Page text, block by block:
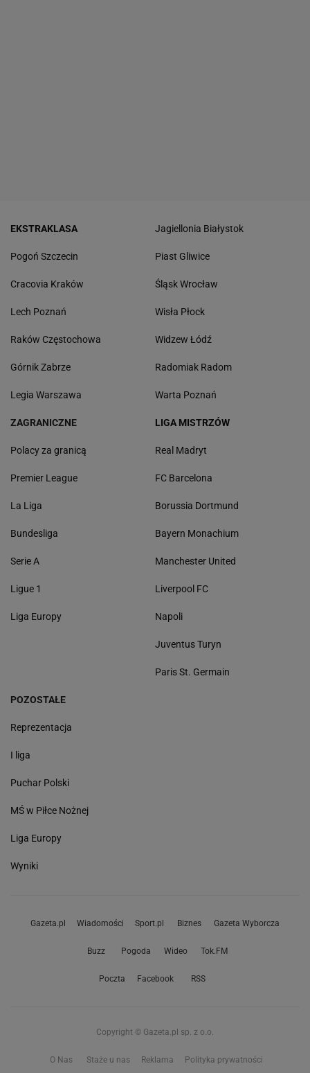
EKSTRAKLASA
Pogoń Szczecin
Cracovia Kraków
Lech Poznań
Raków Częstochowa
Górnik Zabrze
Legia Warszawa
Jagiellonia Białystok
Piast Gliwice
Śląsk Wrocław
Wisła Płock
Widzew Łódź
Radomiak Radom
Warta Poznań
ZAGRANICZNE
Polacy za granicą
Premier League
La Liga
Bundesliga
Serie A
Ligue 1
Liga Europy
LIGA MISTRZÓW
Real Madryt
FC Barcelona
Borussia Dortmund
Bayern Monachium
Manchester United
Liverpool FC
Napoli
Juventus Turyn
Paris St. Germain
POZOSTAŁE
Reprezentacja
I liga
Puchar Polski
MŚ w Piłce Nożnej
Liga Europy
Wyniki
Gazeta.pl Wiadomości Sport.pl Biznes Gazeta Wyborcza
Buzz Pogoda Wideo Tok.FM
Poczta Facebook RSS
Copyright © Gazeta.pl sp. z o.o.
O Nas Staże u nas Reklama Polityka prywatności